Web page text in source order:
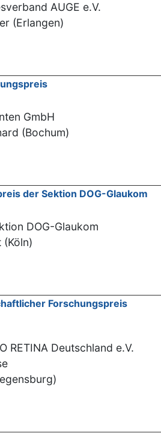
AUGE e.V.
(Erlangen)
GmbH
(Bochum)
der Sektion DOG-Glaukom
DOG-Glaukom
(Köln)
Forschungspreis
RETINA Deutschland e.V.